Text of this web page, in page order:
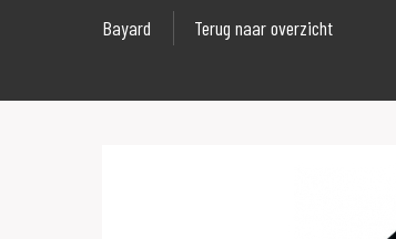
Bayard Terug naar overzicht